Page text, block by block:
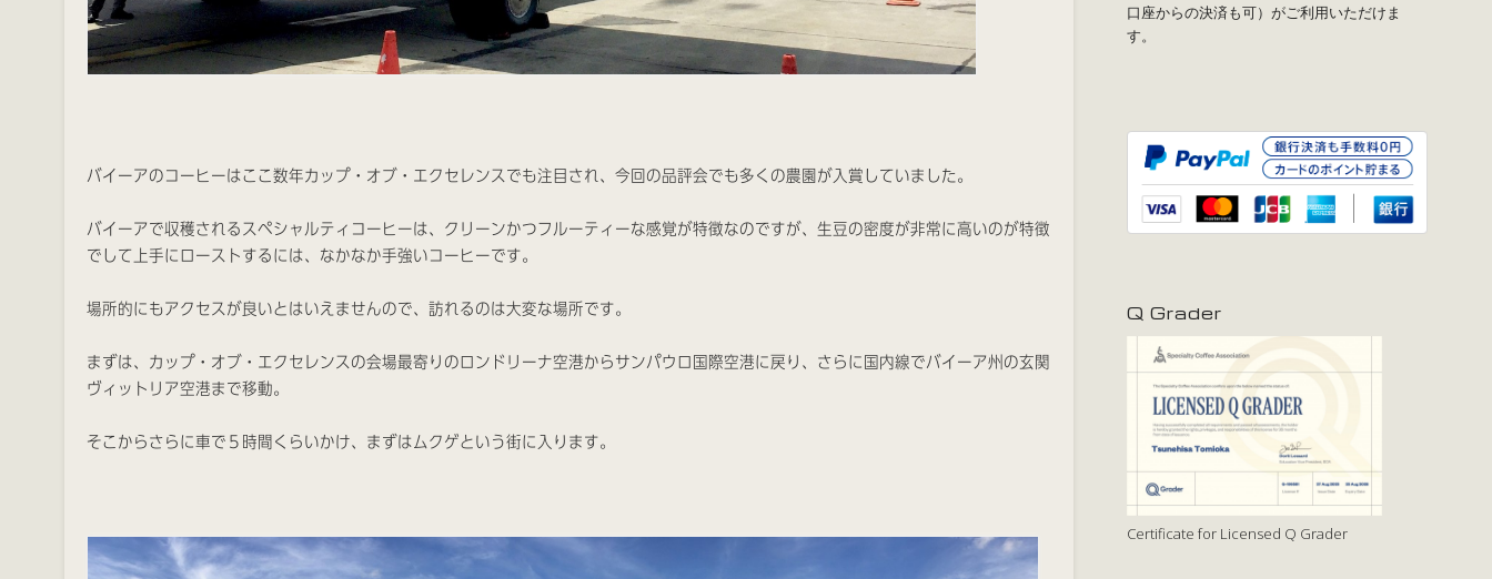
バイーアのコーヒーはここ数年カップ・オブ・エクセレンスでも注目され、今回の品評会でも多くの農園が入賞していました。
バイーアで収穫されるスペシャルティコーヒーは、クリーンかつフルーティーな感覚が特徴なのですが、生豆の密度が非常に高いのが特徴
でして上手にローストするには、なかなか手強いコーヒーです。
場所的にもアクセスが良いとはいえませんので、訪れるのは大変な場所です。
まずは、カップ・オブ・エクセレンスの会場最寄りのロンドリーナ空港からサンパウロ国際空港に戻り、さらに国内線でバイーア州の玄関
ヴィットリア空港まで移動。
そこからさらに車で５時間くらいかけ、まずはムクゲという街に入ります。
口座からの決済も可）がご利用いただけま
す。
Q Grader
Certificate for Licensed Q Grader